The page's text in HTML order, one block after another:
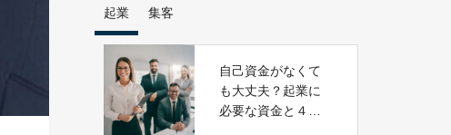
起業 集客
自己資金がなくて
も大丈夫？起業に
必要な資金と４つ